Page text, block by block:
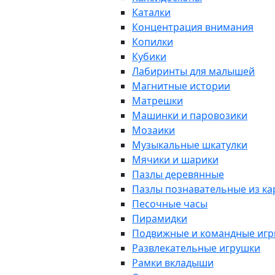
Каталки
Концентрация внимания
Копилки
Кубики
Лабиринты для малышей
Магнитные истории
Матрешки
Машинки и паровозики
Мозаики
Музыкальные шкатулки
Мячики и шарики
Пазлы деревянные
Пазлы познавательные из
Песочные часы
Пирамидки
Подвижные и командные
Развлекательные игрушки
Рамки вкладыши